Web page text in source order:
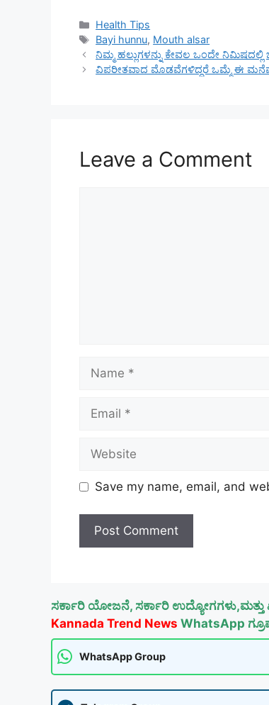
Categories
Health Tips
Tags
Bayi hunnu, Mouth alsar
ನಿಮ್ಮ ಹಲ್ಲುಗಳನ್ನು ಕೇವಲ ಒಂದೇ
ವಿಪರೀತವಾದ ಮೊಡವೆಗಳಿದ್ದರೆ ಒಮ್ಮೆ ಈ
Leave a Comment
Name
Email
Website
Save my name, email, and
ಸರ್ಕಾರಿ ಯೋಜನೆ, ಸರ್ಕಾರಿ
Kannada Trend News WhatsApp
WhatsApp Group